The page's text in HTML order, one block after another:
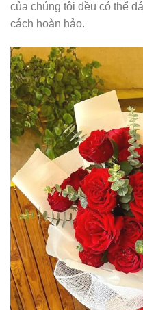
của chúng tôi đều có thể
cách hoàn hảo.